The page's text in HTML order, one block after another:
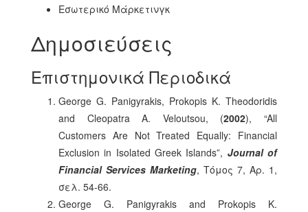
Εσωτερικό Μάρκετινγκ
Δημοσιεύσεις
Επιστημονικά Περιοδικά
George G. Panigyrakis, Prokopis K. Theodoridis
and Cleopatra A. Veloutsou, (2002), “All
Customers Are Not Treated Equally: Financial
Exclusion in Isolated Greek Islands”, Journal of
Financial Services Marketing, Τόμος 7, Αρ. 1,
σελ. 54-66.
George G. Panigyrakis and Prokopis K.